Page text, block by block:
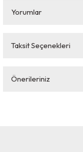
Yorumlar
Bu
Taksit Seçenekleri
Önerileriniz